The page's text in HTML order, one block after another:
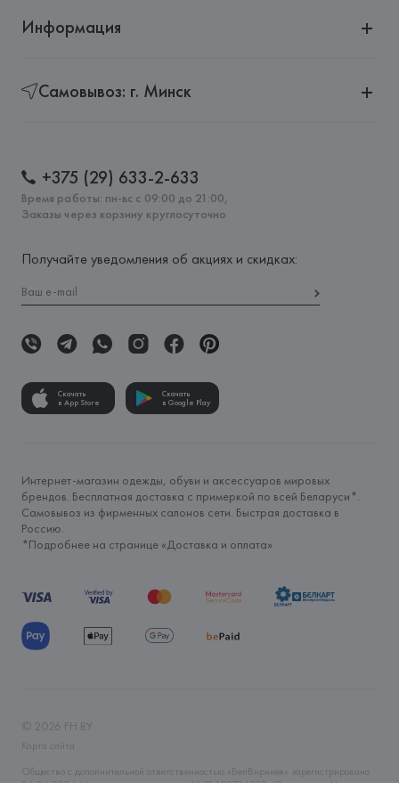
Информация
Самовывоз: г. Минск
+375 (29) 633-2-633
Время работы: пн-вс с 09:00 до 21:00,
Заказы через корзину круглосуточно
Получайте уведомления об акциях и скидках:
Скачать
в App Store
Скачать
в Google Play
Интернет-магазин одежды, обуви и аксессуаров мировых
брендов. Бесплатная доставка с примеркой по всей Беларуси*.
Самовывоз из фирменных салонов сети. Быстрая доставка в
Россию.
*Подробнее на странице «Доставка и оплата»
© 2026 FH.BY
Карта сайта
Общество с дополнительной ответственностью «БелВиринея» зарегистрировано
06.04.2006 Минским горисполкомом. УНП 190706320. Юр.адрес: г. Минск, ул.